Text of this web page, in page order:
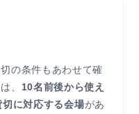
の条件もあわせて確
、 10名前後から使え
に対応する会場があ